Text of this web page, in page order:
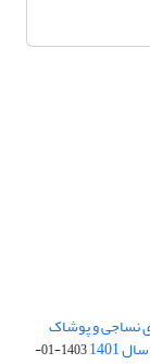
و فناوری نساجی و پوشاک
1403-01-